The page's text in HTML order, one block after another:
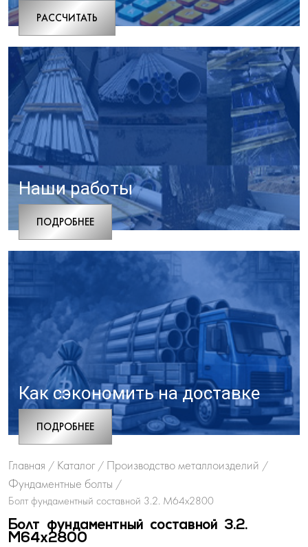
РАCСЧИТАТЬ
Наши работы
ПОДРОБНЕЕ
Как сэкономить на доставке
ПОДРОБНЕЕ
Главная / Каталог / Производство металлоизделий /
Фундаментные болты /
Болт фундаментный составной 3.2. М64х2800
Болт фундаментный составной 3.2.
М64х2800